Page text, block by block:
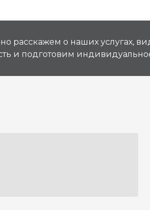
расскажем о наших услугах,
и подготовим